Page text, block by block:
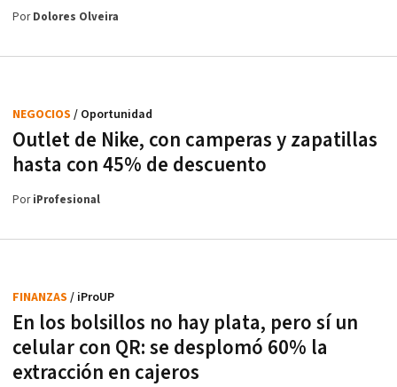
PorDolores Olveira
Outlet de Nike, con camperas y zapatillas
hasta con 45% de descuento
NEGOCIOS / Oportunidad
PoriProfesional
En los bolsillos no hay plata, pero sí un
celular con QR: se desplomó 60% la
extracción en cajeros
FINANZAS / iProUP